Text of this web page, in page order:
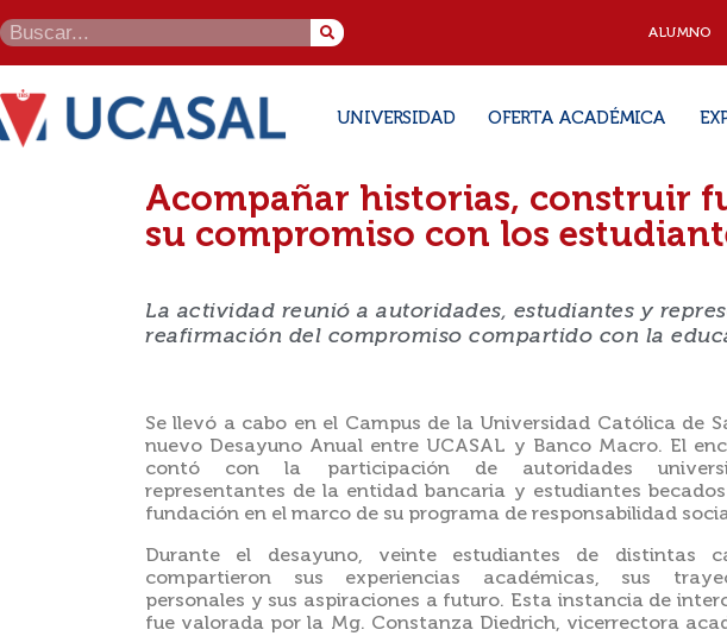
ALUMNO
UNIVERSIDAD OFERTA ACADÉMICA
Acompañar historias, construir
su compromiso con los
La actividad reunió a autoridades, estudiantes y
reafirmación del compromiso compartido con la
Se llevó a cabo en el Campus de la Universidad Católica de
nuevo Desayuno Anual entre UCASAL y Banco Macro. El
contó con la participación de autoridades
representantes de la entidad bancaria y estudiantes
fundación en el marco de su programa de responsabilidad
Durante el desayuno, veinte estudiantes de distintas
compartieron sus experiencias académicas, sus
personales y sus aspiraciones a futuro. Esta instancia de
fue valorada por la Mg. Constanza Diedrich, vicerrectora